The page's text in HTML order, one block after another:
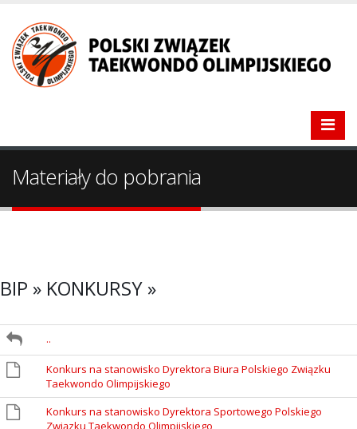
Materiały do pobrania
BIP » KONKURSY »
..
Konkurs na stanowisko Dyrektora Biura Polskiego Związku
Taekwondo Olimpijskiego
Konkurs na stanowisko Dyrektora Sportowego Polskiego
Związku Taekwondo Olimpijskiego